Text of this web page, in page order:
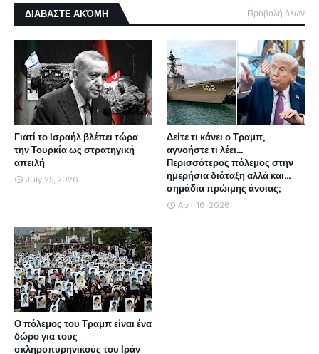
ΔΙΑΒΑΣΤΕ ΑΚΌΜΗ Προβολή όλων
Γιατί το Ισραήλ βλέπει τώρα
την Τουρκία ως στρατηγική
απειλή
July 25, 2026
Δείτε τι κάνει ο Τραμπ,
αγνοήστε τι λέει...
Περισσότερος πόλεμος στην
ημερήσια διάταξη αλλά και...
σημάδια πρώιμης άνοιας;
April 16, 2026
Ο πόλεμος του Τραμπ είναι ένα
δώρο για τους
σκληροπυρηνικούς του Ιράν